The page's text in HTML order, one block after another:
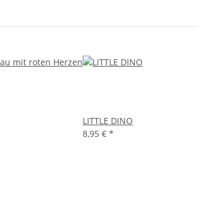
LITTLE DINO
8,95 € *